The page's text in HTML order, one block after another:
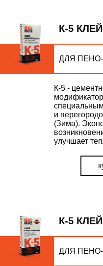
К-5
ДЛЯ
К-5 -
и
(Зима).
улучшает
К-5
ДЛЯ